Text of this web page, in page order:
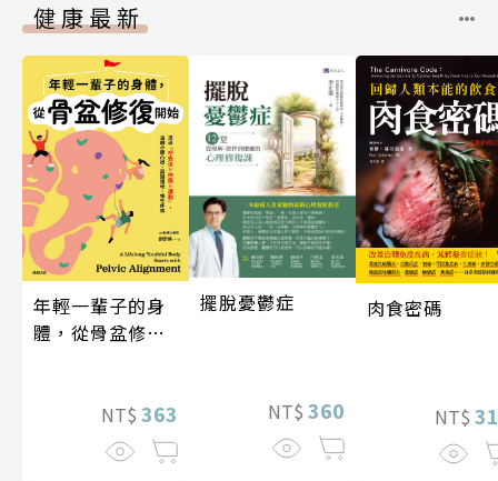
健康最新
年輕一輩子的身
體，從骨盆修復
動」，遠離小腹
凸出、肩頸僵
硬、慢性疼痛
NT$ 363
擺脫憂鬱症
NT$ 360
肉食密碼
NT$